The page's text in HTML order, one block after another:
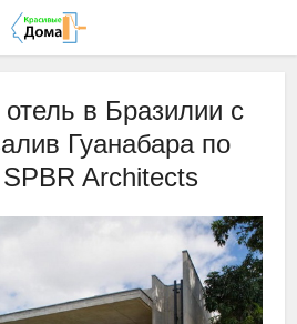
в Бразилии с
Гуанабара по
SPBR Architects